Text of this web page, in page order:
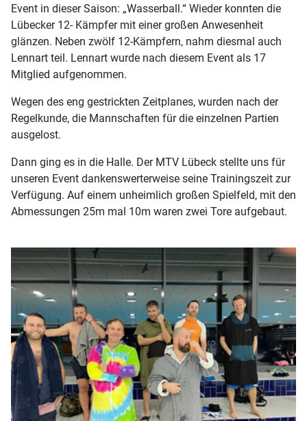
Event in dieser Saison: „Wasserball.“ Wieder konnten die
Lübecker 12- Kämpfer mit einer großen Anwesenheit
glänzen. Neben zwölf 12-Kämpfern, nahm diesmal auch
Lennart teil. Lennart wurde nach diesem Event als 17
Mitglied aufgenommen.
Wegen des eng gestrickten Zeitplanes, wurden nach der
Regelkunde, die Mannschaften für die einzelnen Partien
ausgelost.
Dann ging es in die Halle. Der MTV Lübeck stellte uns für
unseren Event dankenswerterweise seine Trainingszeit zur
Verfügung. Auf einem unheimlich großen Spielfeld, mit den
Abmessungen 25m mal 10m waren zwei Tore aufgebaut.